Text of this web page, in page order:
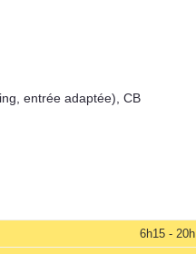
entrée adaptée), CB
6h15 - 20h